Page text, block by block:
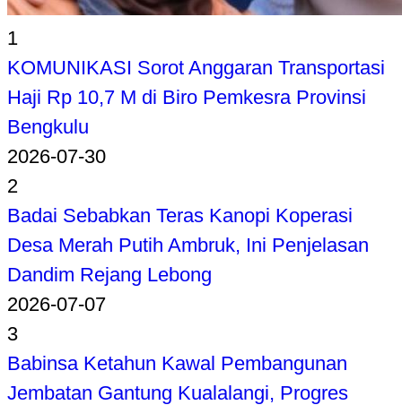
1
KOMUNIKASI Sorot Anggaran Transportasi
Haji Rp 10,7 M di Biro Pemkesra Provinsi
Bengkulu
2026-07-30
2
Badai Sebabkan Teras Kanopi Koperasi
Desa Merah Putih Ambruk, Ini Penjelasan
Dandim Rejang Lebong
2026-07-07
3
Babinsa Ketahun Kawal Pembangunan
Jembatan Gantung Kualalangi, Progres